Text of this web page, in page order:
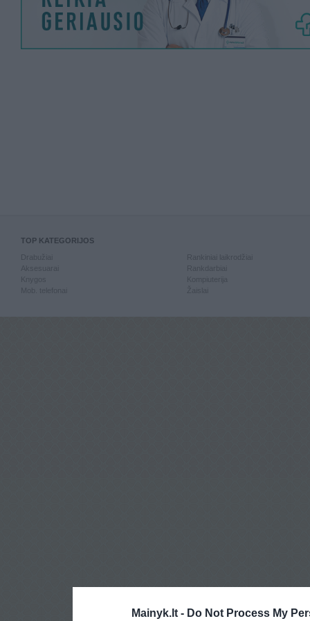
Mainyk.lt - Do Not Process My
TOP KATEGORIJOS
Knygos
Mob. telefonai
Kompiuterija
Žaislai